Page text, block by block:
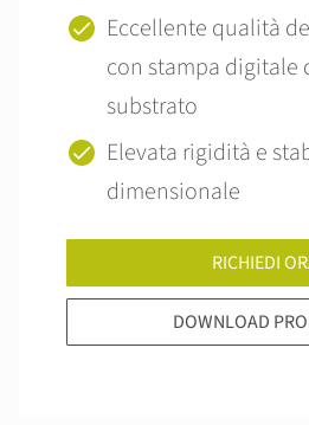
Eccellente qualità
con stampa digitale
substrato
Elevata rigidità e
dimensionale
RICHIEDI
DOWNLOAD